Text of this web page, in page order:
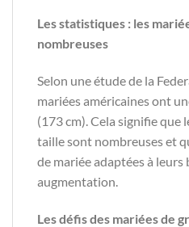
Les statistiques : les
nombreuses
Selon une étude de la
mariées américaines ont
(173 cm). Cela signifie que
taille sont nombreuses et
de mariée adaptées à
augmentation.
Les défis des mariées de